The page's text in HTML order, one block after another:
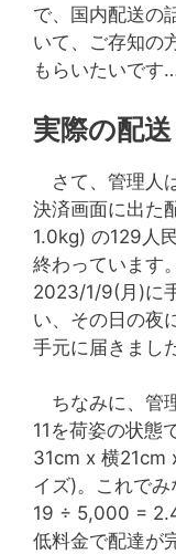
で、国内配送の
いて、ご存知の
もらいたいです
実際の配送
さて、管理人
決済画面に出た
1.0kg) の129人
終わっています
2023/1/9(月)に
い、その日の夜
手元に届きまし
ちなみに、管
11を荷姿の状態
31cm x 横21cm
イズ)。これで
19 ÷ 5,000 =
低料金で配達が